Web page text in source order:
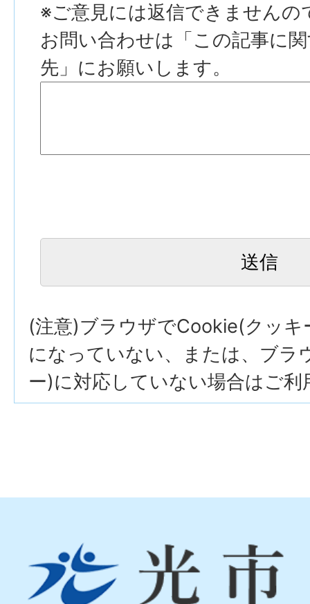
※ご意見には返信できませんの
お問い合わせは「この記事に
先」にお願いします。
(注意)ブラウザでCookie(クッキ
になっていない、または、ブラ
ー)に対応していない場合はご利
市